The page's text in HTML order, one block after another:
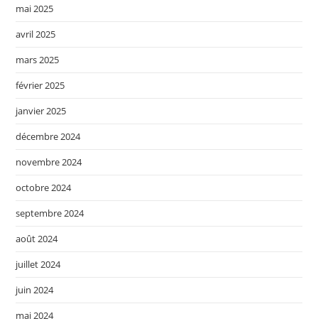
mai 2025
avril 2025
mars 2025
février 2025
janvier 2025
décembre 2024
novembre 2024
octobre 2024
septembre 2024
août 2024
juillet 2024
juin 2024
mai 2024